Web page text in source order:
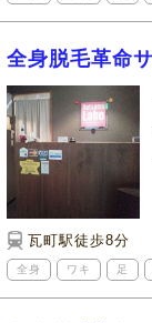
全身脱毛革命
瓦町駅徒歩8分
全身 ワキ 足